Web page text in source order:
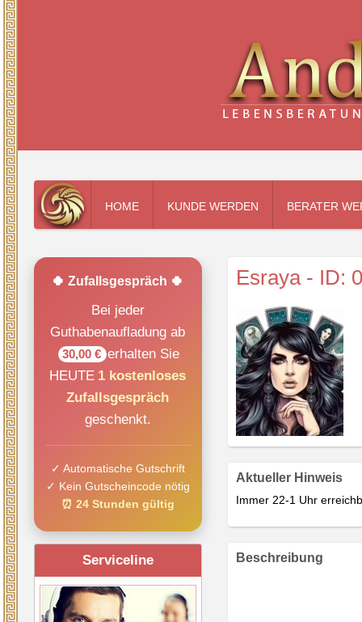
HOME KUNDE WERDEN BERATER
🍀 Zufallsgespräch 🍀
Bei jeder
Guthabenaufladung ab
30,00 € erhalten Sie
HEUTE 1 kostenloses
Zufallsgespräch
geschenkt.
✓ Automatische Gutschrift
✓ Kein Gutscheincode nötig
⏰ 24 Stunden gültig
Serviceline
Esraya - ID:
Aktueller Hinweis
Immer 22-1 Uhr
Beschreibung